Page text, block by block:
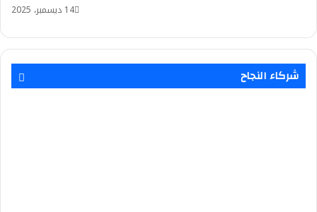
14 ديسمبر، 2025
شركاء النجاح